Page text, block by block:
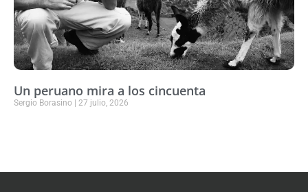
Un peruano mira a los cincuenta
Sergio Borasino 27 julio, 2026